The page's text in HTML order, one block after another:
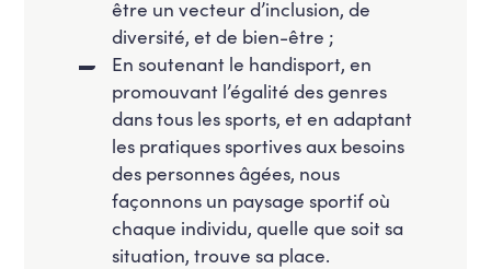
être un vecteur d’inclusion, de
diversité, et de bien-être ;
En soutenant le handisport, en
promouvant l’égalité des genres
dans tous les sports, et en adaptant
les pratiques sportives aux besoins
des personnes âgées, nous
façonnons un paysage sportif où
chaque individu, quelle que soit sa
situation, trouve sa place.